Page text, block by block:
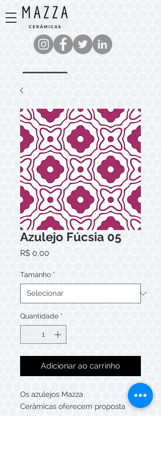
Azulejo Fúcsia 05
R$ 0,00
Tamanho *
Quantidade *
Adicionar ao carrinho
Os azulejos Mazza
Cerâmicas oferecem proposta
criativa, podendo ser compostos